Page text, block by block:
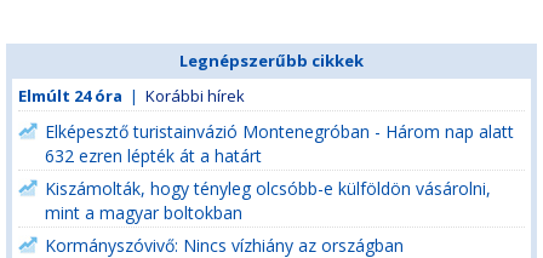
Legnépszerűbb cikkek
Elmúlt 24 óra | Korábbi hírek
Elképesztő turistainvázió Montenegróban - Három nap alatt
632 ezren lépték át a határt
Kiszámolták, hogy tényleg olcsóbb-e külföldön vásárolni,
mint a magyar boltokban
Kormányszóvivő: Nincs vízhiány az országban